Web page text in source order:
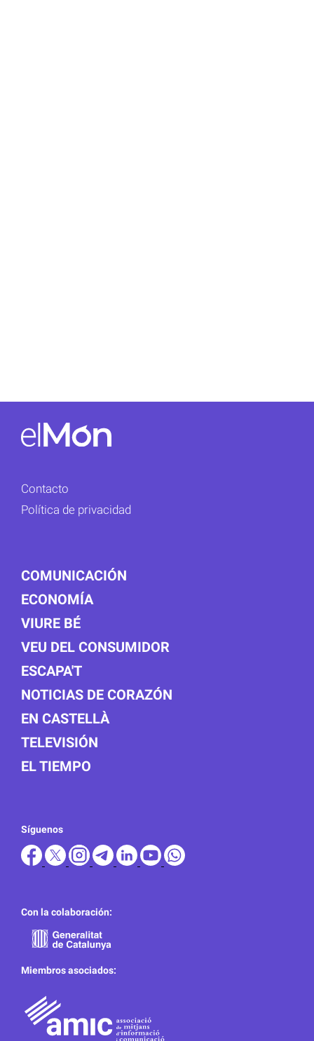
Contacto
Política de privacidad
COMUNICACIÓN
ECONOMÍA
VIURE BÉ
VEU DEL CONSUMIDOR
ESCAPA'T
NOTICIAS DE CORAZÓN
EN CASTELLÀ
TELEVISIÓN
EL TIEMPO
Síguenos
Con la colaboración:
Miembros asociados: